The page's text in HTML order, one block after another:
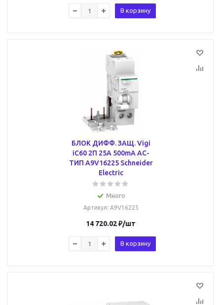
В корзину
БЛОК ДИФФ. ЗАЩ. Vigi
iC60 2П 25A 500mA AC-
ТИП A9V16225 Schneider
Electric
Много
Артикул: A9V16225
14 720.02₽/шт
В корзину